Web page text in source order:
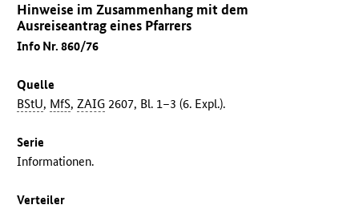
Hinweise im Zusammenhang mit dem
Ausreiseantrag eines Pfarrers
Info Nr. 860/76
Quelle
BStU, MfS,ZAIG 2607, Bl. 1–3 (6. Expl.).
Serie
Informationen.
Verteiler